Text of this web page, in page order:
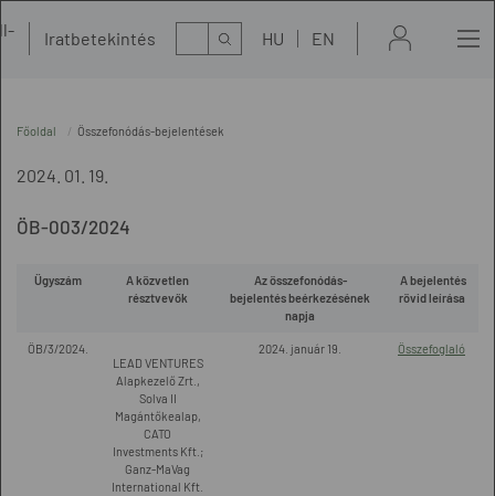
Iratbetekintés Kereső HU EN
Főoldal Összefonódás-bejelentések
2024. 01. 19.
ÖB-003/2024
Ügyszám
A közvetlen
résztvevők
Az összefonódás-
bejelentés beérkezésének
napja
A bejelentés
rövid leírása
ÖB/3/2024.
LEAD VENTURES
Alapkezelő Zrt.,
Solva II
Magántőkealap,
CATO
Investments Kft.;
Ganz-MaVag
International Kft.
2024. január 19. Összefoglaló